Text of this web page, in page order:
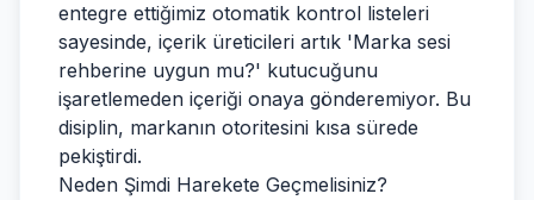
entegre ettiğimiz otomatik kontrol listeleri
sayesinde, içerik üreticileri artık 'Marka sesi
rehberine uygun mu?' kutucuğunu
işaretlemeden içeriği onaya gönderemiyor. Bu
disiplin, markanın otoritesini kısa sürede
pekiştirdi.
Neden Şimdi Harekete Geçmelisiniz?